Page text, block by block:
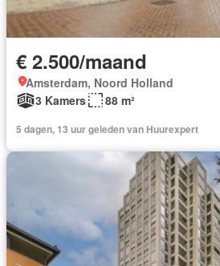
€ 2.500/maand
Amsterdam, Noord Holland
3 Kamers
88 m²
5 dagen, 13 uur geleden van Huurexpert